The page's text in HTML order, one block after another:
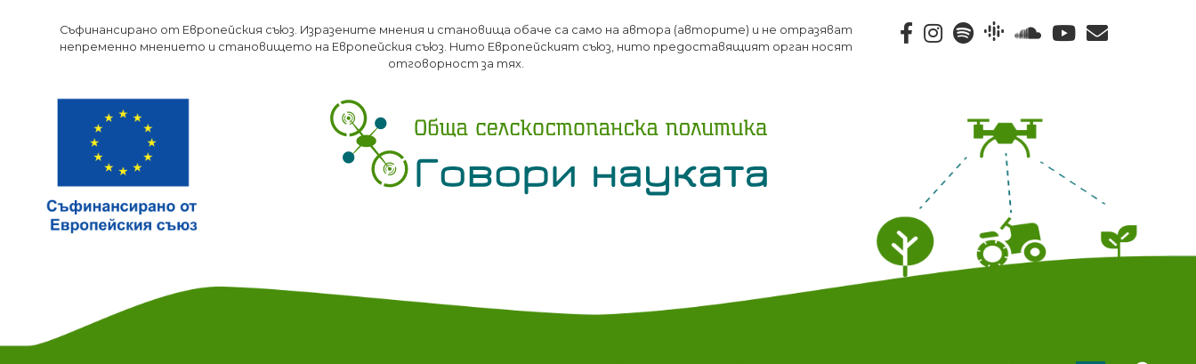
към
основното
Съфинансирано от Европейския съюз. Изразените мнения и становища обаче са само на автора (авторите) и не отразяват
непременно мнението и становището на Европейския съюз. Нито Европейският съюз, нито предоставящият орган носят
отговорност за тях.